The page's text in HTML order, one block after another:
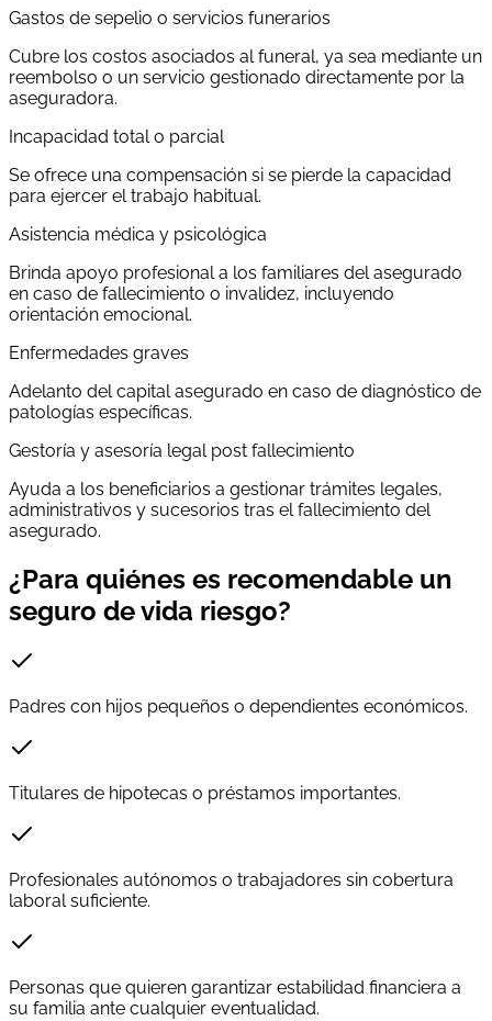
Gastos de sepelio o servicios funerarios
Cubre los costos asociados al funeral, ya sea mediante un
reembolso o un servicio gestionado directamente por la
aseguradora.
Incapacidad total o parcial
Se ofrece una compensación si se pierde la capacidad
para ejercer el trabajo habitual.
Asistencia médica y psicológica
Brinda apoyo profesional a los familiares del asegurado
en caso de fallecimiento o invalidez, incluyendo
orientación emocional.
Enfermedades graves
Adelanto del capital asegurado en caso de diagnóstico de
patologías específicas.
Gestoría y asesoría legal post fallecimiento
Ayuda a los beneficiarios a gestionar trámites legales,
administrativos y sucesorios tras el fallecimiento del
asegurado.
¿Para quiénes es recomendable un
seguro de vida riesgo?
Padres con hijos pequeños o dependientes económicos.
Titulares de hipotecas o préstamos importantes.
Profesionales autónomos o trabajadores sin cobertura
laboral suficiente.
Personas que quieren garantizar estabilidad financiera a
su familia ante cualquier eventualidad.